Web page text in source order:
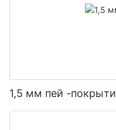
1,5 мм пей -покрыти